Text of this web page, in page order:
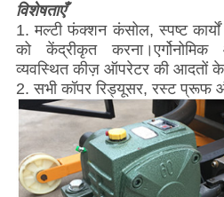
विशेषताएँ
1. मल्टी फंक्शन कंसोल, स्पष्ट
को केंद्रीकृत
व्यवस्थित कीज़ ऑपरेटर की आदतों
2. सभी कॉपर रिड्यूसर, रस्ट